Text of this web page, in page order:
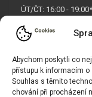
Abychom poskytli co
přístupu k informacím
Souhlas s těmito
chování při procházení
ÚT/ČT: 16:00 - 19:00*
Sobota: 9:00 - 17:00*
Neděle:
* Říjen, listopad a
OTEVŘENO POUZE